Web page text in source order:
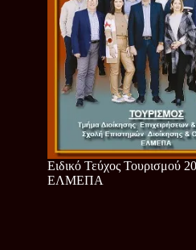
Ειδικό Τεύχος Τουρισμού
ΕΛΜΕΠΑ